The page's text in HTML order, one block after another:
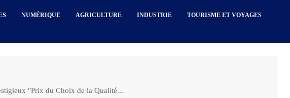
NUMÉRIQUE AGRICULTURE INDUSTRIE TOURISME ET VOYAGES
"Prix du Choix de la Qualité...